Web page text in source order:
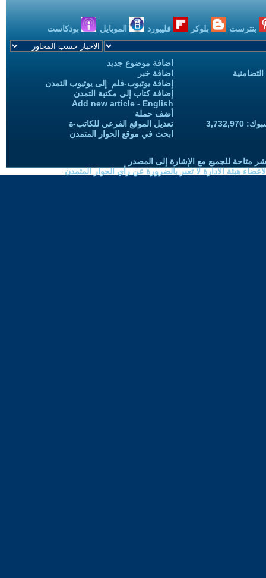
بنترست بلوكر فليبورد الموبايل بودكاست
اضافة موضوع جديد
اضافة خبر
إضافة يوتيوب-فلم إلى يوتيوب التمدن
إضافة كتاب إلى مكتبة التمدن
Add new article - English
أضف حملة
تعديل الموقع الفرعي للكاتب-ة
ابحث في موقع الحوار المتمدن
متاحة للجميع مع الإشارة إلى المصدر
هيئة الادارة لا تعبر بالضرورة عن رأي الحوار المتمدن